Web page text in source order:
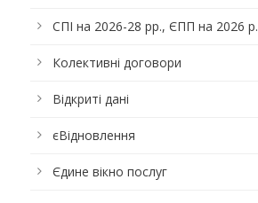
СПІ на 2026-28 рр., ЄПП на 2026 р.
Колективні договори
Відкриті дані
єВідновлення
Єдине вікно послуг